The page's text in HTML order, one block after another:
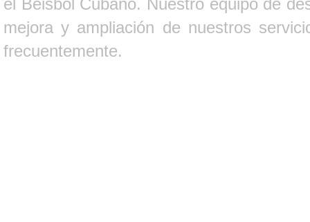
mejora y ampliación de nuestros
frecuentemente.